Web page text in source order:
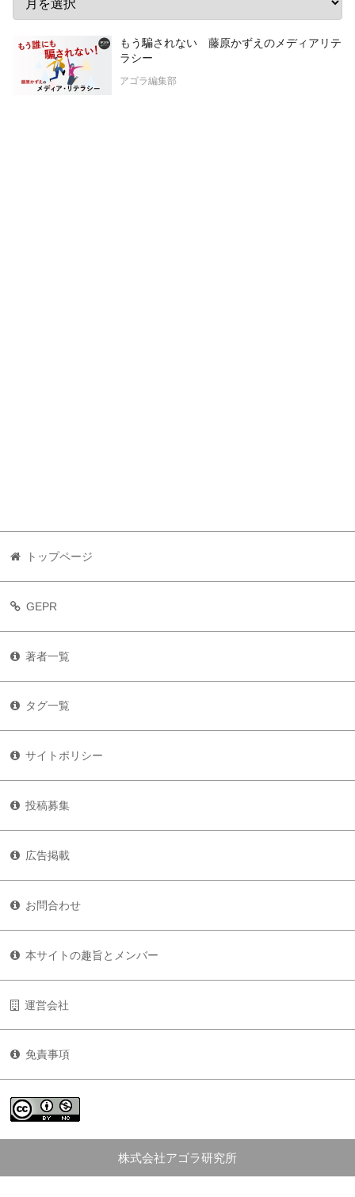
もう騙されない 藤原かずえのメディアリテ
ラシー
アゴラ編集部
トップページ
GEPR
著者一覧
タグ一覧
サイトポリシー
投稿募集
広告掲載
お問合わせ
本サイトの趣旨とメンバー
運営会社
免責事項
株式会社アゴラ研究所